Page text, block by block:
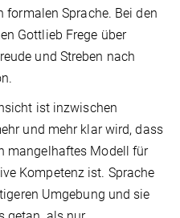
formalen Sprache. Bei den
Gottlieb Frege über
und Streben nach
ist inzwischen
und mehr klar wird, dass
mangelhaftes Modell für
Kompetenz ist. Sprache
Umgebung und sie